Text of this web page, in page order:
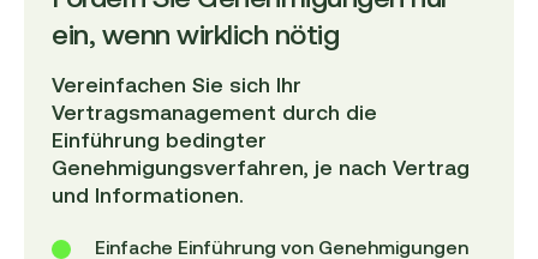
ein, wenn wirklich nötig
Vereinfachen Sie sich Ihr
Vertragsmanagement durch die
Einführung bedingter
Genehmigungsverfahren, je nach Vertrag
und Informationen.
Einfache Einführung von Genehmigungen